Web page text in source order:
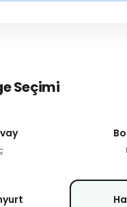
Seçimi